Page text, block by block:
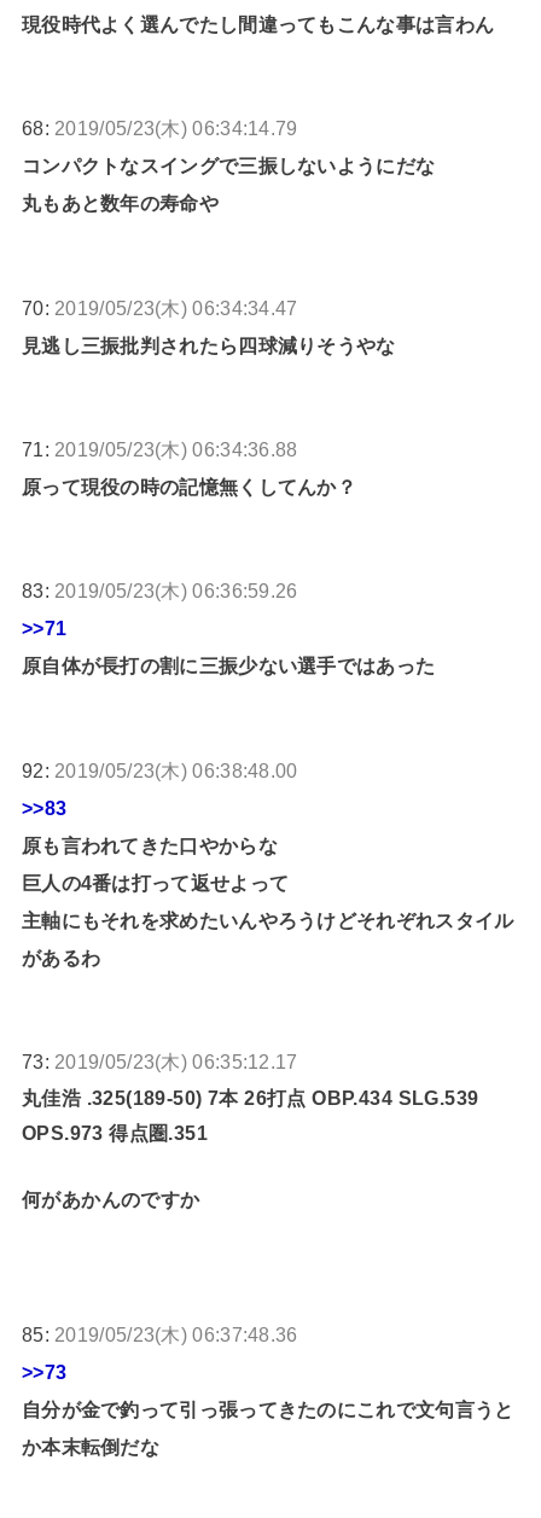
現役時代よく選んでたし間違ってもこんな事は言わん
68: 2019/05/23(木) 06:34:14.79
コンパクトなスイングで三振しないようにだな
丸もあと数年の寿命や
70: 2019/05/23(木) 06:34:34.47
見逃し三振批判されたら四球減りそうやな
71: 2019/05/23(木) 06:34:36.88
原って現役の時の記憶無くしてんか？
83: 2019/05/23(木) 06:36:59.26
>>71
原自体が長打の割に三振少ない選手ではあった
92: 2019/05/23(木) 06:38:48.00
>>83
原も言われてきた口やからな
巨人の4番は打って返せよって
主軸にもそれを求めたいんやろうけどそれぞれスタイル
があるわ
73: 2019/05/23(木) 06:35:12.17
丸佳浩 .325(189-50) 7本 26打点 OBP.434 SLG.539
OPS.973 得点圏.351
何があかんのですか
85: 2019/05/23(木) 06:37:48.36
>>73
自分が金で釣って引っ張ってきたのにこれで文句言うと
か本末転倒だな